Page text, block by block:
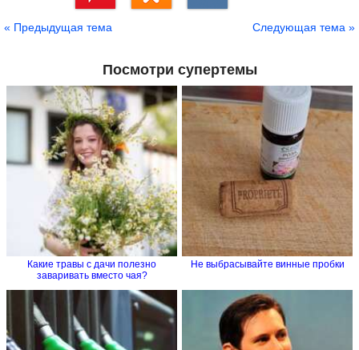
« Предыдущая тема Следующая тема »
Посмотри супертемы
Какие травы с дачи полезно
заваривать вместо чая?
Не выбрасывайте винные пробки